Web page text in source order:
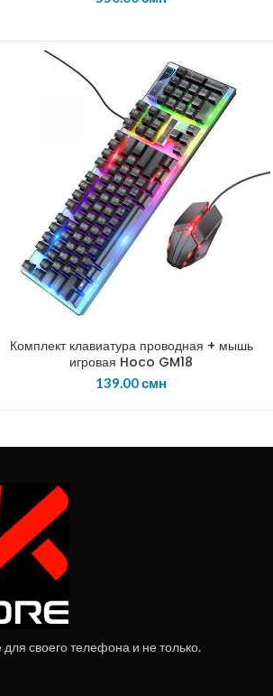
Комплект клавиатура проводная + мышь
игровая Hoco GM18
139.00смн
своего телефона и не только.